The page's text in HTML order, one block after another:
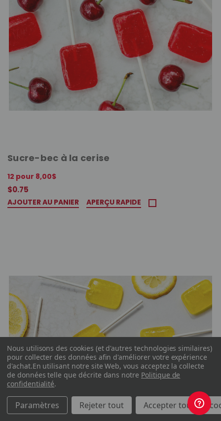
Sucre-bec à la cerise
12 pour 8,00$
$0.75
AJOUTER AU PANIER APERÇU RAPIDE
Nous utilisons des cookies (et d'autres technologies similaires)
pour collecter des données afin d'améliorer votre expérience
d'achat.En utilisant notre site Web, vous acceptez la collecte
de données telle que décrite dans notre Politique de
confidentialité.
Paramètres Rejeter tout Accepter tous les